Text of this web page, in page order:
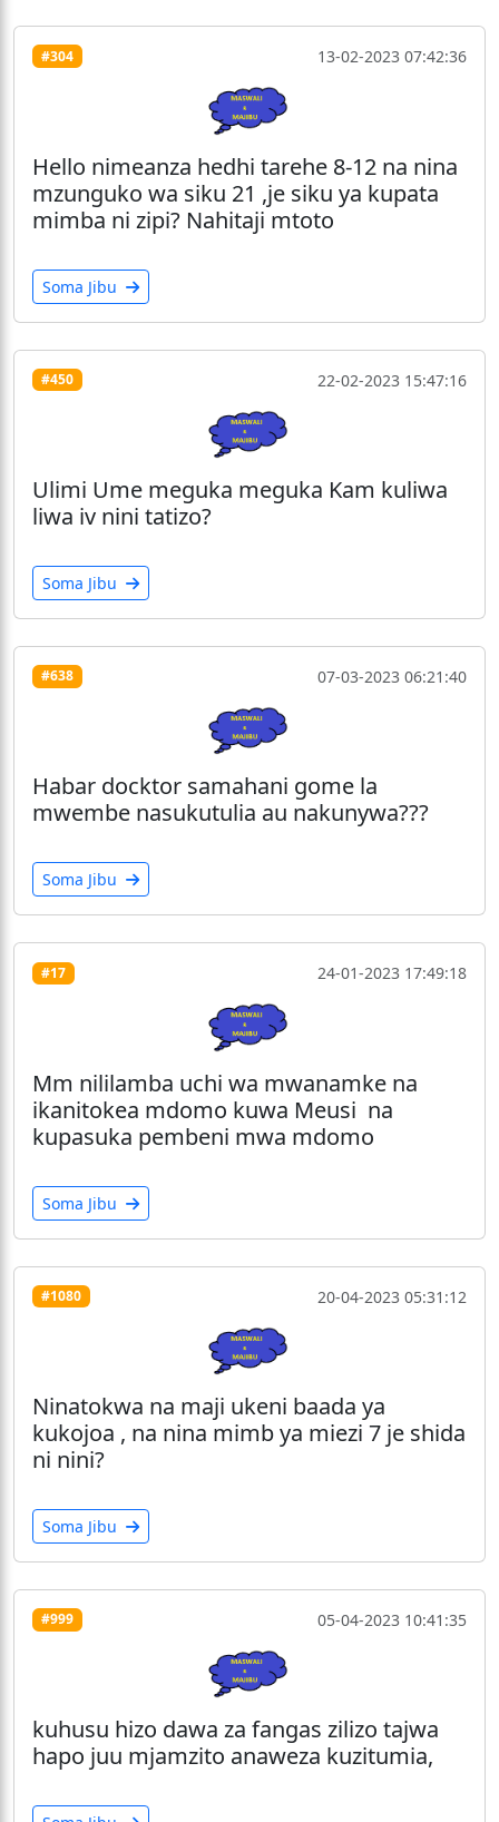
#304 13-02-2023 07:42:36
Hello nimeanza hedhi tarehe 8-12 na nina
mzunguko wa siku 21 ,je siku ya kupata
mimba ni zipi? Nahitaji mtoto
Soma Jibu
#450 22-02-2023 15:47:16
Ulimi Ume meguka meguka Kam kuliwa
liwa iv nini tatizo?
Soma Jibu
#638 07-03-2023 06:21:40
Habar docktor samahani gome la
mwembe nasukutulia au nakunywa???
Soma Jibu
#17 24-01-2023 17:49:18
Mm nililamba uchi wa mwanamke na
ikanitokea mdomo kuwa Meusi na
kupasuka pembeni mwa mdomo
Soma Jibu
#1080 20-04-2023 05:31:12
Ninatokwa na maji ukeni baada ya
kukojoa , na nina mimb ya miezi 7 je shida
ni nini?
Soma Jibu
#999 05-04-2023 10:41:35
kuhusu hizo dawa za fangas zilizo tajwa
hapo juu mjamzito anaweza kuzitumia,